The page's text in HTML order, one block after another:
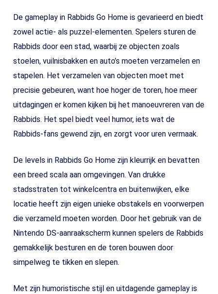
De gameplay in Rabbids Go Home is gevarieerd en biedt
zowel actie- als puzzel-elementen. Spelers sturen de
Rabbids door een stad, waarbij ze objecten zoals
stoelen, vuilnisbakken en auto’s moeten verzamelen en
stapelen. Het verzamelen van objecten moet met
precisie gebeuren, want hoe hoger de toren, hoe meer
uitdagingen er komen kijken bij het manoeuvreren van de
Rabbids. Het spel biedt veel humor, iets wat de
Rabbids-fans gewend zijn, en zorgt voor uren vermaak.
De levels in Rabbids Go Home zijn kleurrijk en bevatten
een breed scala aan omgevingen. Van drukke
stadsstraten tot winkelcentra en buitenwijken, elke
locatie heeft zijn eigen unieke obstakels en voorwerpen
die verzameld moeten worden. Door het gebruik van de
Nintendo DS-aanraakscherm kunnen spelers de Rabbids
gemakkelijk besturen en de toren bouwen door
simpelweg te tikken en slepen.
Met zijn humoristische stijl en uitdagende gameplay is